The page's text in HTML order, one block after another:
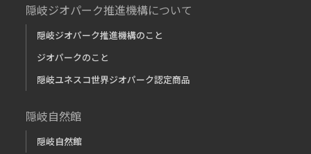
隠岐ジオパーク推進機構について
隠岐ジオパーク推進機構のこと
ジオパークのこと
隠岐ユネスコ世界ジオパーク認定商品
隠岐自然館
隠岐自然館